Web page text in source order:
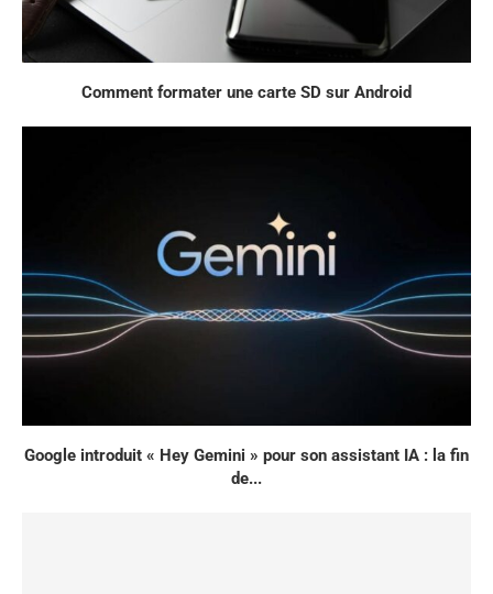
Comment formater une carte SD sur Android
Google introduit « Hey Gemini » pour son assistant IA : la fin
de...